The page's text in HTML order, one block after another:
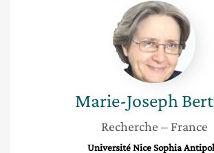
Marie-
Joseph
Bertini
Marie-Joseph
Recherche – France
Université Nice Sophia